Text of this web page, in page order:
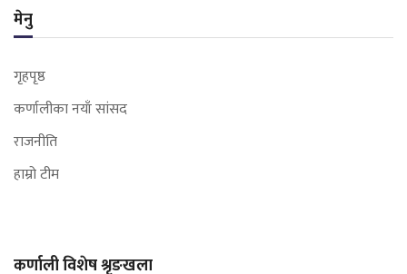
मेनु
गृहपृष्ठ
कर्णालीका नयाँ सांसद
राजनीति
हाम्रो टीम
कर्णाली विशेष श्रृङखला